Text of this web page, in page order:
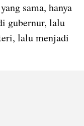
sama, hanya
gubernur, lalu
lalu menjadi